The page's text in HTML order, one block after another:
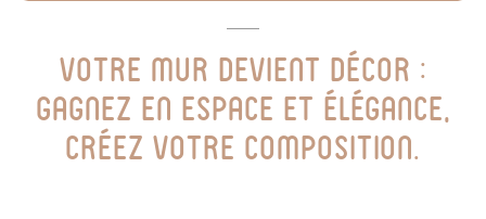
Votre mur devient décor :
gagnez en espace et élégance,
créez votre composition.